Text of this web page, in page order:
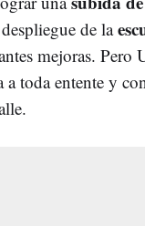
de la
mejoras. Pero
a toda entente y